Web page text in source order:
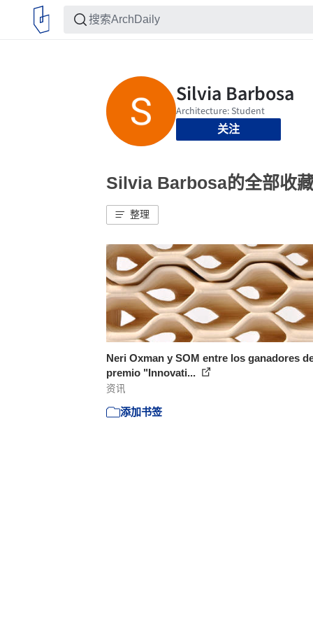
关注
Silvia Barbosa的全部收
整理
Neri Oxman y SOM entre los ganadores
premio "Innovati...
资讯
添加书签